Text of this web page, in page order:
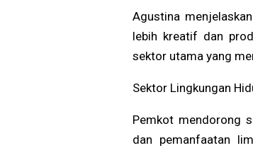
Agustina
lebih kreatif dan
sektor utama yang
Sektor Lingkungan
Pemkot mendorong
dan pemanfaatan